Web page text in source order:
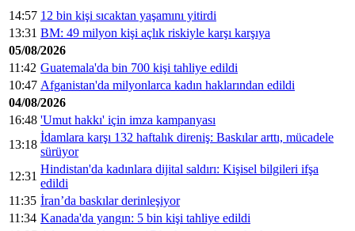
14:57 12 bin kişi sıcaktan yaşamını yitirdi
13:31 BM: 49 milyon kişi açlık riskiyle karşı karşıya
05/08/2026
11:42 Guatemala'da bin 700 kişi tahliye edildi
10:47 Afganistan'da milyonlarca kadın haklarından edildi
04/08/2026
16:48 'Umut hakkı' için imza kampanyası
13:18
İdamlara karşı 132 haftalık direniş: Baskılar arttı, mücadele
sürüyor
12:31
Hindistan'da kadınlara dijital saldırı: Kişisel bilgileri ifşa
edildi
11:35 İran’da baskılar derinleşiyor
11:34 Kanada'da yangın: 5 bin kişi tahliye edildi